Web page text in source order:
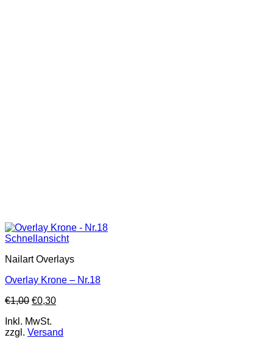
Schnellansicht
Nailart Overlays
Overlay Krone – Nr.18
€1,00 €0,30
Inkl. MwSt.
zzgl. Versand